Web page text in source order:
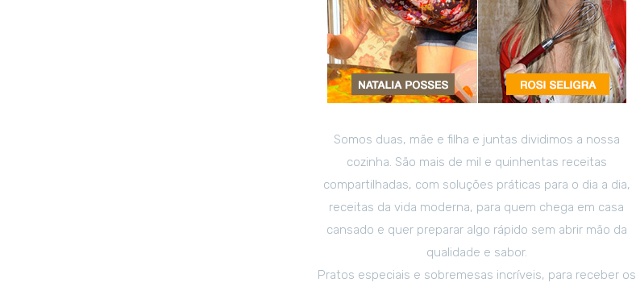
Somos duas, mãe e filha e juntas dividimos a nossa
cozinha. São mais de mil e quinhentas receitas
compartilhadas, com soluções práticas para o dia a dia,
receitas da vida moderna, para quem chega em casa
cansado e quer preparar algo rápido sem abrir mão da
qualidade e sabor.
Pratos especiais e sobremesas incríveis, para receber os